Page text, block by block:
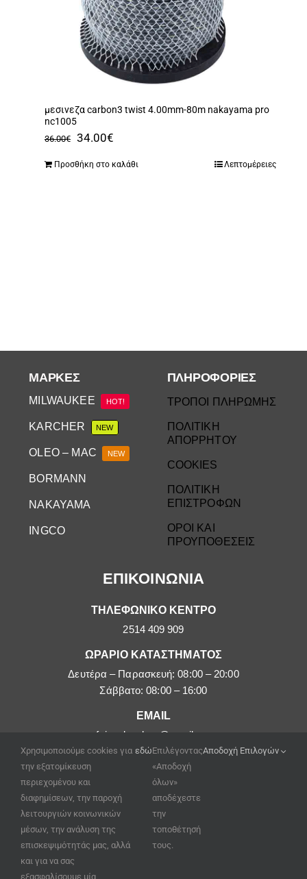
μεσινεζα carbon3 twist 4.00mm-80m nakayama pro
nc1005
36.00€ Original
price
34.00€
τρέχουσα
Προσθήκη στο καλάθι Λεπτομέρειες
ΕΠΙΚΟΙΝΩΝΙΑ
ΤΗΛΕΦΩΝΙΚΟ ΚΕΝΤΡΟ
2514 409 909
ΩΡΑΡΙΟ ΚΑΤΑΣΤΗΜΑΤΟΣ
Δευτέρα – Παρασκευή: 08:00 – 20:00
Σάββατο: 08:00 – 16:00
EMAIL
afoipouloushop@gmail.com
ΜΆΡΚΕΣ
MILWAUKEE HOT!
KARCHER NEW
OLEO – MAC NEW
BORMANN
NAKAYAMA
INGCO
ΠΛΗΡΟΦΟΡΙΕΣ
ΤΡΟΠΟΙ ΠΛΗΡΩΜΗΣ
ΠΟΛΙΤΙΚΗ
ΑΠΟΡΡΗΤΟΥ
COOKIES
ΠΟΛΙΤΙΚΗ
ΕΠΙΣΤΡΟΦΩΝ
ΟΡΟΙ ΚΑΙ
ΠΡΟΥΠΟΘΕΣΕΙΣ
Χρησιμοποιούμε cookies για
την εξατομίκευση
περιεχομένου και
διαφημίσεων, την παροχή
λειτουργιών κοινωνικών
μέσων, την ανάλυση της
επισκεψιμότητάς μας, αλλά
και για να σας
εξασφαλίσουμε μία
εδώΕπιλέγοντας
«Αποδοχή
όλων»
αποδέχεστε
την
τοποθέτησή
τους.
Αποδοχή Επιλογών